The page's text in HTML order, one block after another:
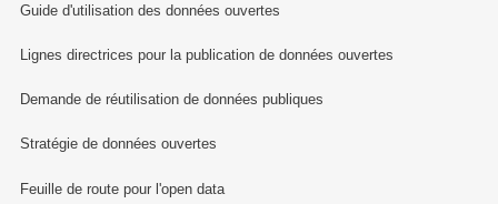
Guide d'utilisation des données ouvertes
Lignes directrices pour la publication de données ouvertes
Demande de réutilisation de données publiques
Stratégie de données ouvertes
Feuille de route pour l'open data